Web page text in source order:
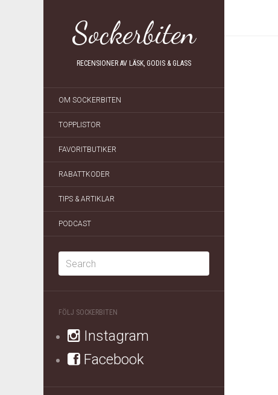
Sockerbiten
RECENSIONER AV LÄSK, GODIS & GLASS
OM SOCKERBITEN
TOPPLISTOR
FAVORITBUTIKER
RABATTKODER
TIPS & ARTIKLAR
PODCAST
FÖLJ SOCKERBITEN
Instagram
Facebook